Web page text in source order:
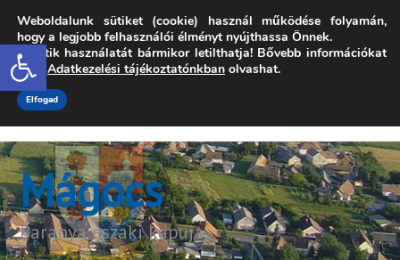
Open toolbar
7342 Mágocs, Szabadság utca 39.
onkormanyzat@magocs.hu +36 (72) 451 110
Elérhetőségek
Mágocs
Baranya északi kapuja
Weboldalunk sütiket (cookie) használ működése folyamán,
hogy a legjobb felhasználói élményt nyújthassa Önnek.
A sütik használatát bármikor letilthatja! Bővebb információkat
erről Adatkezelési tájékoztatónkban olvashat.
Elfogad